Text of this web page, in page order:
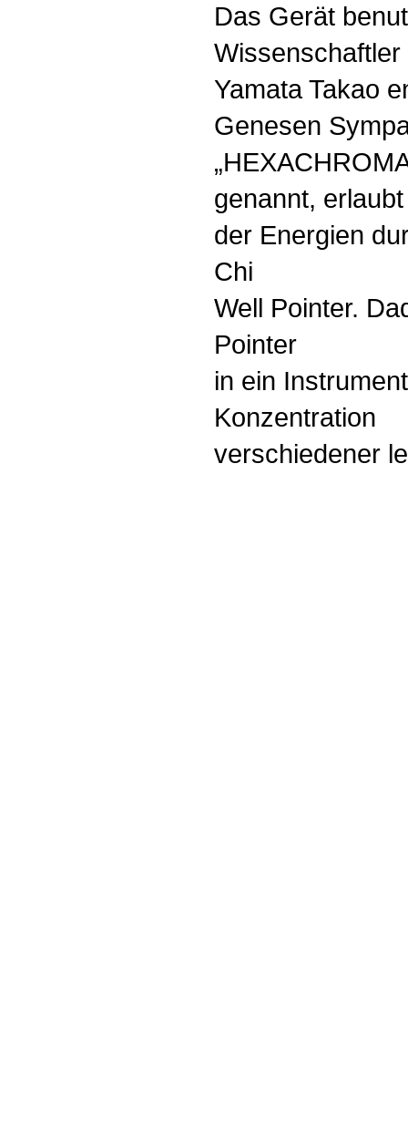
Das Gerät
Wissenschaftler
Yamata Takao
Genesen
genannt,
der Energien
Chi
Well Pointer.
Pointer
in ein
Konzentration
verschiedener